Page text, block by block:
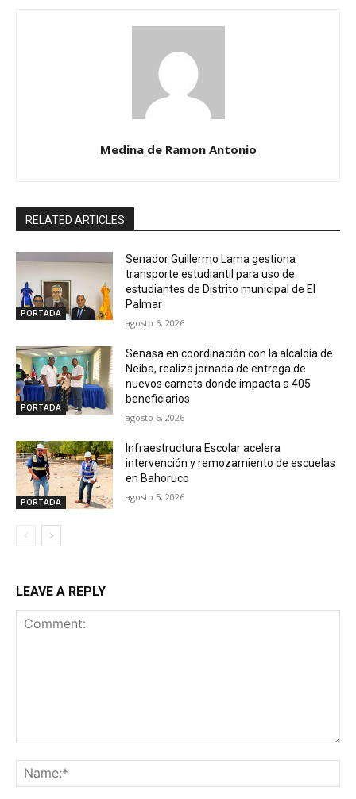
Medina de Ramon Antonio
RELATED ARTICLES
PORTADA
Senador Guillermo Lama gestiona
transporte estudiantil para uso de
estudiantes de Distrito municipal de El
Palmar
agosto 6, 2026
PORTADA
Senasa en coordinación con la alcaldía de
Neiba, realiza jornada de entrega de
nuevos carnets donde impacta a 405
beneficiarios
agosto 6, 2026
PORTADA
Infraestructura Escolar acelera
intervención y remozamiento de escuelas
en Bahoruco
agosto 5, 2026
LEAVE A REPLY